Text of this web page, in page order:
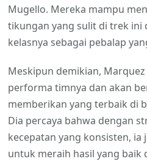
Mugello. Mereka mampu
tikungan yang sulit di trek ini
kelasnya sebagai pebalap
Meskipun demikian,
performa timnya dan akan
memberikan yang terbaik di
Dia percaya bahwa dengan
kecepatan yang konsisten,
untuk meraih hasil yang baik